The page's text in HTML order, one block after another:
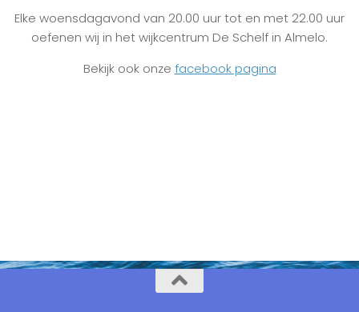
Elke woensdagavond van 20.00 uur tot en met 22.00 uur
oefenen wij in het wijkcentrum De Schelf in Almelo.
Bekijk ook onze facebook pagina